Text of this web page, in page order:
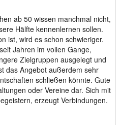
ab 50 wissen manchmal nicht,
Hälfte kennenlernen sollen.
ist, wird es schon schwieriger.
Jahren im vollen Gange,
Zielgruppen ausgelegt und
das Angebot außerdem sehr
schließen könnte. Gute
oder Vereine dar. Sich mit
erzeugt Verbindungen.